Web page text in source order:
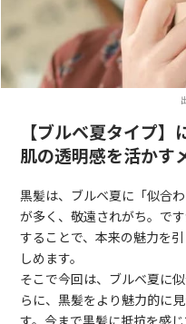
【ブルベ夏タイプ
肌の透明感を活かす
黒髪は、ブルベ夏に「似合
が多く、敬遠されがち。で
することで、本来の魅力を
しめます。
そこで今回は、ブルベ夏に
らに、黒髪をより魅力的に